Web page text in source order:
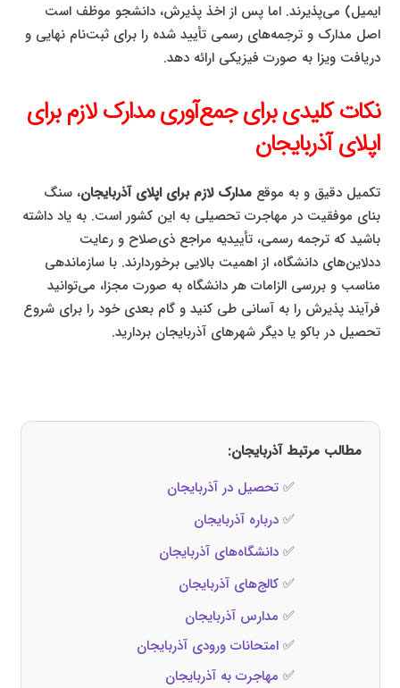
ایمیل) می‌پذیرند. اما پس از اخذ پذیرش، دانشجو موظف است
اصل مدارک و ترجمه‌های رسمی تأیید شده را برای ثبت‌نام نهایی و
دریافت ویزا به صورت فیزیکی ارائه دهد.
نکات کلیدی برای جمع‌آوری مدارک لازم برای
اپلای آذربایجان
تکمیل دقیق و به موقعمدارک لازم برای اپلای آذربایجان، سنگ
بنای موفقیت در مهاجرت تحصیلی به این کشور است. به یاد داشته
باشید که ترجمه رسمی، تأییدیه مراجع ذی‌صلاح و رعایت
ددلاین‌های دانشگاه، از اهمیت بالایی برخوردارند. با سازماندهی
مناسب و بررسی الزامات هر دانشگاه به صورت مجزا، می‌توانید
فرآیند پذیرش را به آسانی طی کنید و گام بعدی خود را برای شروع
تحصیل در باکو یا دیگر شهرهای آذربایجان بردارید.
مطالب مرتبط آذربایجان:
✅تحصیل در آذربایجان
✅درباره آذربایجان
✅دانشگاه‌های آذربایجان
✅کالج‌های آذربایجان
✅ مدارس آذربایجان
✅امتحانات ورودی آذربایجان
✅ مهاجرت به آذربایجان